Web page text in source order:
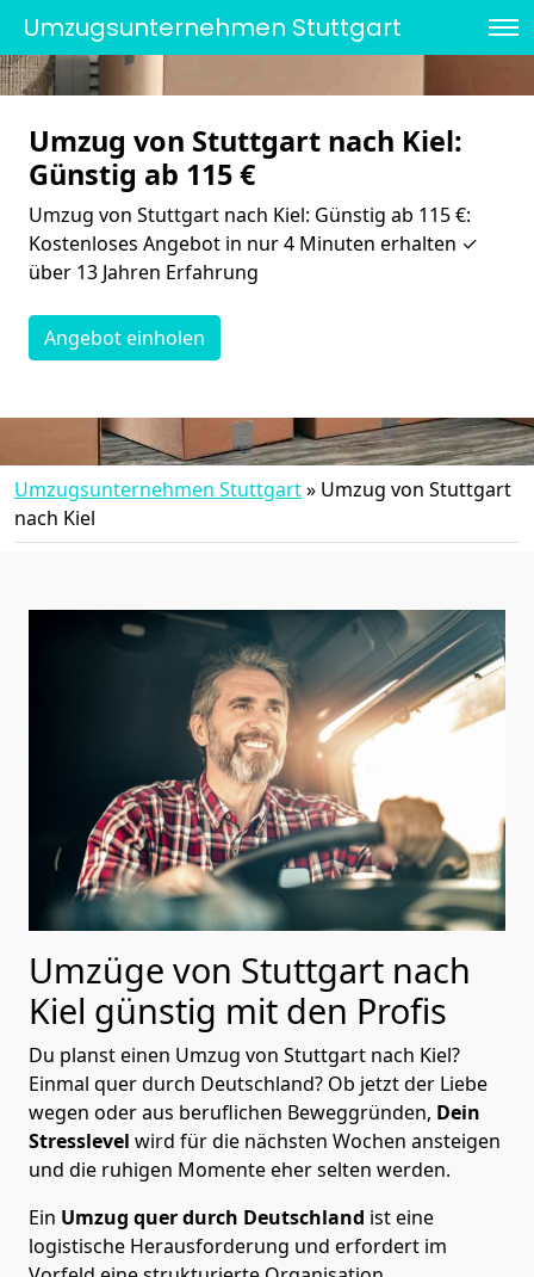
Umzugsunternehmen Stuttgart
Umzug von Stuttgart nach Kiel:
Günstig ab 115 €
Umzug von Stuttgart nach Kiel: Günstig ab 115 €:
Kostenloses Angebot in nur 4 Minuten erhalten ✓
über 13 Jahren Erfahrung
Angebot einholen
Umzugsunternehmen Stuttgart» Umzug von Stuttgart
nach Kiel
Umzüge von Stuttgart nach
Kiel günstig mit den Profis
Du planst einen Umzug von Stuttgart nach Kiel?
Einmal quer durch Deutschland? Ob jetzt der Liebe
wegen oder aus beruflichen Beweggründen, Dein
Stresslevel wird für die nächsten Wochen ansteigen
und die ruhigen Momente eher selten werden.
Ein Umzug quer durch Deutschland ist eine
logistische Herausforderung und erfordert im